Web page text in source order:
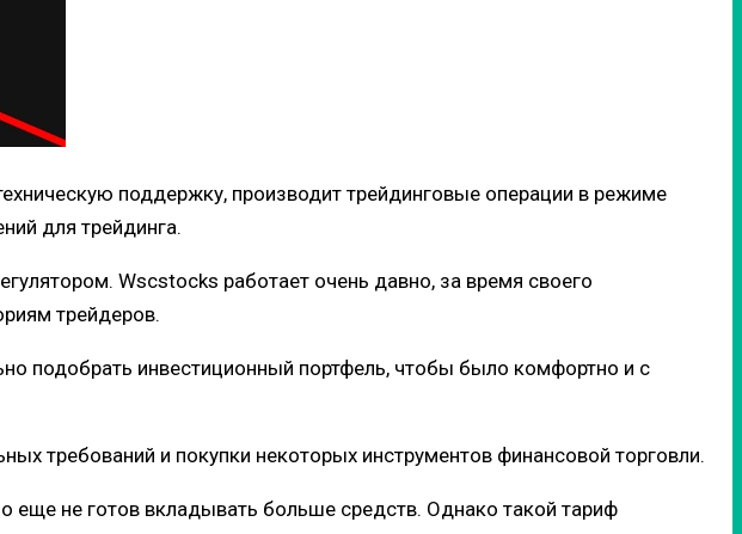
поддержку, производит трейдинговые операции в режиме
для трейдинга.
Wscstocks работает очень давно, за время своего
трейдеров.
подобрать инвестиционный портфель, чтобы было комфортно и с
требований и покупки некоторых инструментов финансовой торговли.
еще не готов вкладывать больше средств. Однако такой тариф